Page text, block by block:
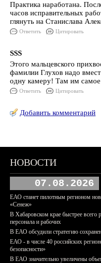
Практика наработана.
часов исправительных
глянуть на Станислава
Ответить Цитировать
SSS
Этого мальцевского
фамилии Глухов надо
одну камеру! Там им
Ответить Цитировать
Добавить комментарий
НОВОСТИ
07.08.2026
ЕАО станет пилотным регионом
«Сенеж»
В Хабаровском крае быстрее всего
персонала и рабочих
В ЕАО обсудили стратегию
ЕАО - в числе 40 российских
безопасности»
В ЕАО значительно увеличены